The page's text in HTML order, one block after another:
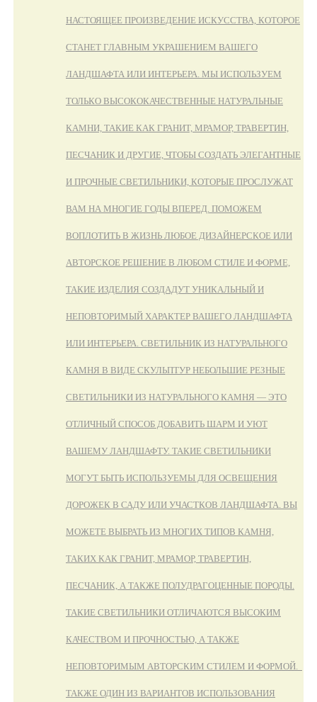
НАСТОЯЩЕЕ ПРОИЗВЕДЕНИЕ ИСКУССТВА, КОТОРОЕ
СТАНЕТ ГЛАВНЫМ УКРАШЕНИЕМ ВАШЕГО
ЛАНДШАФТА ИЛИ ИНТЕРЬЕРА. МЫ ИСПОЛЬЗУЕМ
ТОЛЬКО ВЫСОКОКАЧЕСТВЕННЫЕ НАТУРАЛЬНЫЕ
КАМНИ, ТАКИЕ КАК ГРАНИТ, МРАМОР, ТРАВЕРТИН,
ПЕСЧАНИК И ДРУГИЕ, ЧТОБЫ СОЗДАТЬ ЭЛЕГАНТНЫЕ
И ПРОЧНЫЕ СВЕТИЛЬНИКИ, КОТОРЫЕ ПРОСЛУЖАТ
ВАМ НА МНОГИЕ ГОДЫ ВПЕРЕД. ПОМОЖЕМ
ВОПЛОТИТЬ В ЖИЗНЬ ЛЮБОЕ ДИЗАЙНЕРСКОЕ ИЛИ
АВТОРСКОЕ РЕШЕНИЕ В ЛЮБОМ СТИЛЕ И ФОРМЕ,
ТАКИЕ ИЗДЕЛИЯ СОЗДАДУТ УНИКАЛЬНЫЙ И
НЕПОВТОРИМЫЙ ХАРАКТЕР ВАШЕГО ЛАНДШАФТА
ИЛИ ИНТЕРЬЕРА. СВЕТИЛЬНИК ИЗ НАТУРАЛЬНОГО
КАМНЯ В ВИДЕ СКУЛЬПТУР НЕБОЛЬШИЕ РЕЗНЫЕ
СВЕТИЛЬНИКИ ИЗ НАТУРАЛЬНОГО КАМНЯ — ЭТО
ОТЛИЧНЫЙ СПОСОБ ДОБАВИТЬ ШАРМ И УЮТ
ВАШЕМУ ЛАНДШАФТУ. ТАКИЕ СВЕТИЛЬНИКИ
МОГУТ БЫТЬ ИСПОЛЬЗУЕМЫ ДЛЯ ОСВЕЩЕНИЯ
ДОРОЖЕК В САДУ ИЛИ УЧАСТКОВ ЛАНДШАФТА. ВЫ
МОЖЕТЕ ВЫБРАТЬ ИЗ МНОГИХ ТИПОВ КАМНЯ,
ТАКИХ КАК ГРАНИТ, МРАМОР, ТРАВЕРТИН,
ПЕСЧАНИК, А ТАКЖЕ ПОЛУДРАГОЦЕННЫЕ ПОРОДЫ.
ТАКИЕ СВЕТИЛЬНИКИ ОТЛИЧАЮТСЯ ВЫСОКИМ
КАЧЕСТВОМ И ПРОЧНОСТЬЮ, А ТАКЖЕ
НЕПОВТОРИМЫМ АВТОРСКИМ СТИЛЕМ И ФОРМОЙ.
ТАКЖЕ ОДИН ИЗ ВАРИАНТОВ ИСПОЛЬЗОВАНИЯ